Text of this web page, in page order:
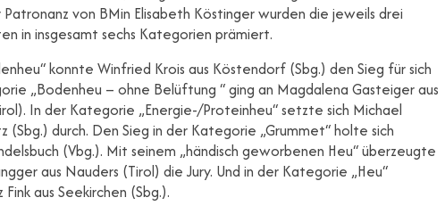
von BMin Elisabeth Köstinger wurden die jeweils drei
in insgesamt sechs Kategorien prämiert.
konnte Winfried Krois aus Köstendorf (Sbg.) den Sieg für sich
„Bodenheu – ohne Belüftung “ ging an Magdalena Gasteiger aus
In der Kategorie „Energie-/Proteinheu“ setzte sich Michael
(Sbg.) durch. Den Sieg in der Kategorie „Grummet“ holte sich
(Vbg.). Mit seinem „händisch geworbenen Heu“ überzeugte
aus Nauders (Tirol) die Jury. Und in der Kategorie „Heu“
aus Seekirchen (Sbg.).